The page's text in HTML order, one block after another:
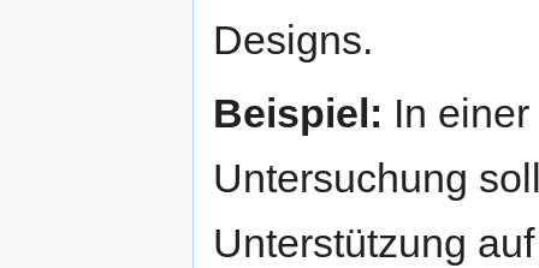
Designs.
Beispiel: In
Untersuchung
Unterstützung